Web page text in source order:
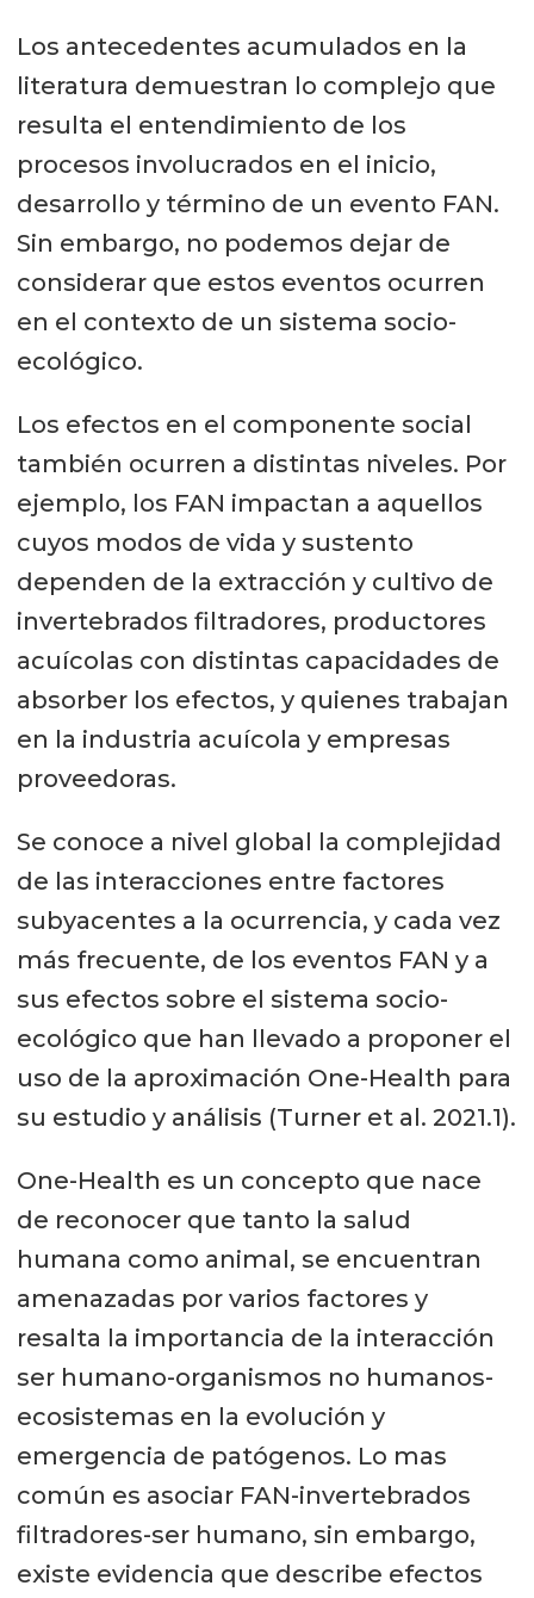
Los antecedentes acumulados en la
literatura demuestran lo complejo que
resulta el entendimiento de los
procesos involucrados en el inicio,
desarrollo y término de un evento FAN.
Sin embargo, no podemos dejar de
considerar que estos eventos ocurren
en el contexto de un sistema socio-
ecológico.
Los efectos en el componente social
también ocurren a distintas niveles. Por
ejemplo, los FAN impactan a aquellos
cuyos modos de vida y sustento
dependen de la extracción y cultivo de
invertebrados filtradores, productores
acuícolas con distintas capacidades de
absorber los efectos, y quienes trabajan
en la industria acuícola y empresas
proveedoras.
Se conoce a nivel global la complejidad
de las interacciones entre factores
subyacentes a la ocurrencia, y cada vez
más frecuente, de los eventos FAN y a
sus efectos sobre el sistema socio-
ecológico que han llevado a proponer el
uso de la aproximación One-Health para
su estudio y análisis (Turner et al. 2021.1).
One-Health es un concepto que nace
de reconocer que tanto la salud
humana como animal, se encuentran
amenazadas por varios factores y
resalta la importancia de la interacción
ser humano-organismos no humanos-
ecosistemas en la evolución y
emergencia de patógenos. Lo mas
común es asociar FAN-invertebrados
filtradores-ser humano, sin embargo,
existe evidencia que describe efectos